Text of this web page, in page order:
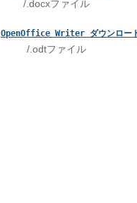
/.docxファイル
OpenOffice Writer ダウンロー
/.odtファイル